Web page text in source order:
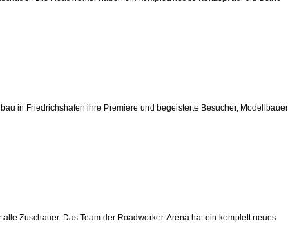
in Friedrichshafen ihre Premiere und begeisterte Besucher, Modellbauer
Zuschauer. Das Team der Roadworker-Arena hat ein komplett neues